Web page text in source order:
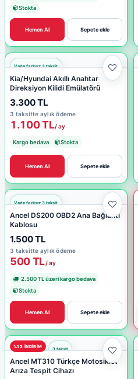
Stokta
Sepete ekle
Hemen Al
Kia/Hyundai Akıllı Anahtar
Direksiyon Kilidi Emülatörü
3.300 TL
3 taksitte aylık ödeme
1.100 TL/ ay
Kargo bedava Stokta
Sepete ekle
Hemen Al
Ancel DS200 OBD2 Ana Bağlantı
Kablosu
1.500 TL
3 taksitte aylık ödeme
500 TL/ ay
2.500 TL üzeri kargo bedava
Stokta
Sepete ekle
Hemen Al
%13 INDIRIM
Ancel MT310 Türkçe Motosiklet
Arıza Tespit Cihazı